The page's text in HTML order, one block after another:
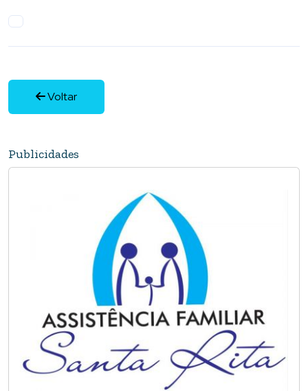
Voltar
Publicidades